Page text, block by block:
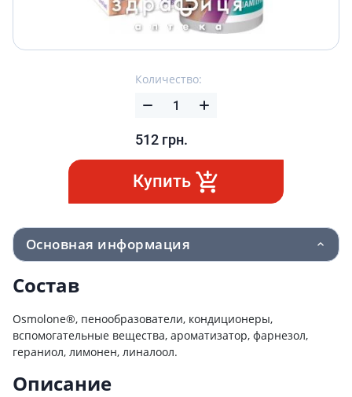
Количество:
512 грн.
Купить
Основная информация
Состав
Osmolone®, пенообразователи, кондиционеры,
вспомогательные вещества, ароматизатор, фарнезол,
гераниол, лимонен, линалоол.
Описание